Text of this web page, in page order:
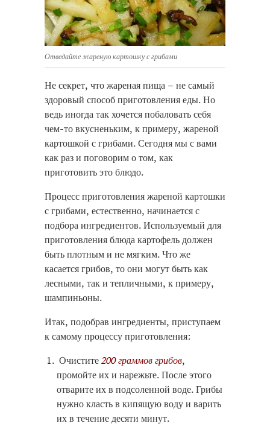
Отведайте жареную картошку с грибами
Не секрет, что жареная пища – не самый
здоровый способ приготовления еды.Но
ведь иногда так хочется побаловать себя
чем-то вкусненьким, к примеру, жареной
картошкой с грибами. Сегодня мы с вами
как раз и поговорим о том, как
приготовить это блюдо.
Процесс приготовления жареной картошки
с грибами, естественно, начинается с
подбора ингредиентов. Используемый для
приготовления блюда картофель должен
быть плотным и не мягким. Что же
касается грибов, то они могут быть как
лесными, так и тепличными, к примеру,
шампиньоны.
Итак, подобрав ингредиенты, приступаем
к самому процессу приготовления:
Очистите200 граммов грибов,
промойте их и нарежьте. После этого
отварите их в подсоленной воде. Грибы
нужно класть в кипящую воду и варить
их в течение десяти минут.